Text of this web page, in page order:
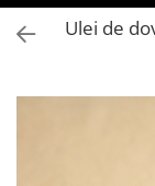
NUCI ȘI SEMINȚE
FRUCTE
ÎNDULCITORI
FRUCTE LA
Ulei de